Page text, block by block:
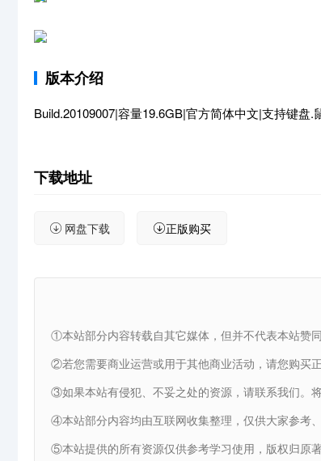
版本介绍
Build.20109007|容量19.6GB|官方简体中文|支持键盘.
下载地址
网盘下载 正版购买
①本站部分内容转载自其它媒体，但并不代表本站赞
②若您需要商业运营或用于其他商业活动，请您购买正
③如果本站有侵犯、不妥之处的资源，请联系我们。
④本站部分内容均由互联网收集整理，仅供大家参考
⑤本站提供的所有资源仅供参考学习使用，版权归原